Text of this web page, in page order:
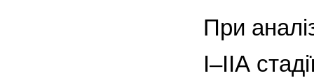
При
І–ІІА